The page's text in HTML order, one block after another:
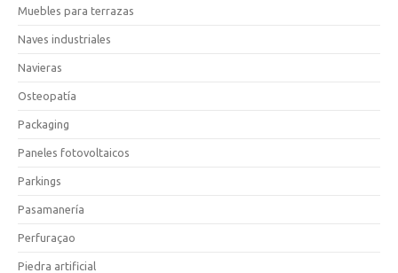
Muebles para terrazas
Naves industriales
Navieras
Osteopatía
Packaging
Paneles fotovoltaicos
Parkings
Pasamanería
Perfuraçao
Piedra artificial